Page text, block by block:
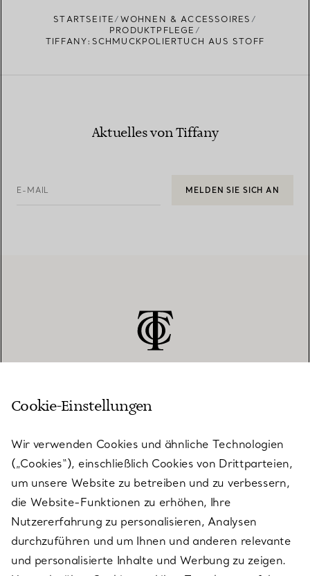
STARTSEITE
WOHNEN & ACCESSOIRES
PRODUKTPFLEGE
TIFFANY:SCHMUCKPOLIERTUCH AUS STOFF
Aktuelles von Tiffany
E-MAIL MELDEN SIE SICH AN
KUNDENSERVICE
SERVICES
ÜBER TIFFANY & CO.
Cookie-Einstellungen
Wir verwenden Cookies und ähnliche Technologien
(„Cookies“), einschließlich Cookies von Drittparteien,
um unsere Website zu betreiben und zu verbessern,
die Website-Funktionen zu erhöhen, Ihre
Nutzererfahrung zu personalisieren, Analysen
durchzuführen und um Ihnen und anderen relevante
und personalisierte Inhalte und Werbung zu zeigen.